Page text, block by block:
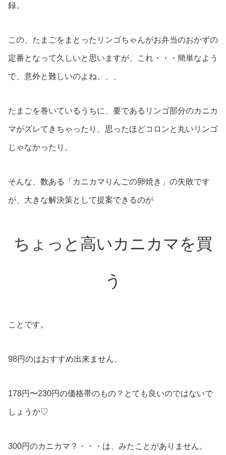
録。
この、たまごをまとったリンゴちゃんがお弁当のおかずの
定番となって久しいと思いますが、これ・・・簡単なよう
で、意外と難しいのよね、、、
たまごを巻いているうちに、要であるリンゴ部分のカニカ
マがズレてきちゃったり、思ったほどコロンと丸いリンゴ
じゃなかったり。
そんな、数ある「カニカマりんごの卵焼き」の失敗です
が、大きな解決策として提案できるのが
ちょっと高いカニカマを買
う
ことです。
98円のはおすすめ出来ません。
178円〜230円の価格帯のもの？とても良いのではないで
しょうか♡︎
300円のカニカマ？・・・は、みたことがありません。